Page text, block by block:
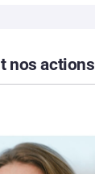
nos actions